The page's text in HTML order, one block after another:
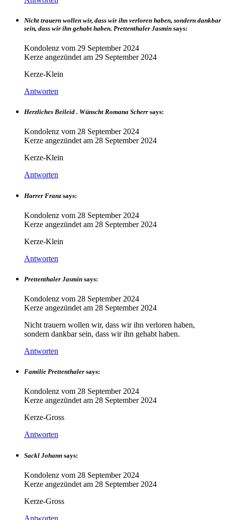
Nicht trauern wollen wir, dass wir ihn verloren haben, sondern dankbar
sein, dass wir ihn gehabt haben. Prettenthaler Jasmin says:
Kondolenz vom 29 September 2024
Kerze angezündet am 29 September 2024
Kerze-Klein
Antworten
Herzliches Beileid . Wünscht Romana Scherr says:
Kondolenz vom 28 September 2024
Kerze angezündet am 28 September 2024
Kerze-Klein
Antworten
Harrer Franz says:
Kondolenz vom 28 September 2024
Kerze angezündet am 28 September 2024
Kerze-Klein
Antworten
Prettenthaler Jasmin says:
Kondolenz vom 28 September 2024
Kerze angezündet am 28 September 2024
Nicht trauern wollen wir, dass wir ihn verloren haben,
sondern dankbar sein, dass wir ihn gehabt haben.
Antworten
Familie Prettenthaler says:
Kondolenz vom 28 September 2024
Kerze angezündet am 28 September 2024
Kerze-Gross
Antworten
Sackl Johann says:
Kondolenz vom 28 September 2024
Kerze angezündet am 28 September 2024
Kerze-Gross
Antworten